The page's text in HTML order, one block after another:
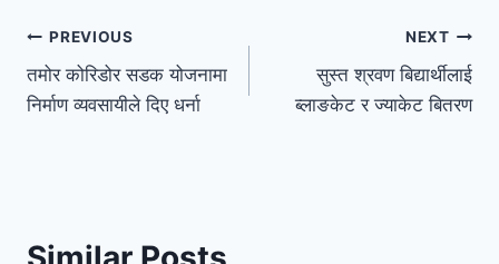
PREVIOUS
तमोर कोरिडोर सडक योजनामा
निर्माण व्यवसायीले दिए धर्ना
NEXT
सुस्त श्रवण बिद्यार्थीलाई
ब्लाङकेट र ज्याकेट बितरण